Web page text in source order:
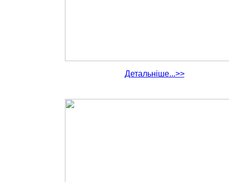
Детальніше...>>